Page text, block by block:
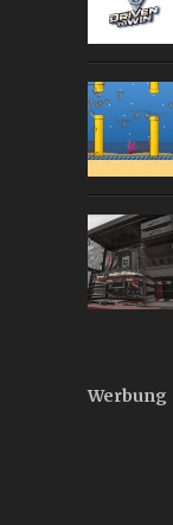
Werbung